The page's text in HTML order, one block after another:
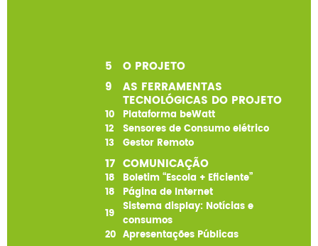
5
O PROJETO
9
AS FERRAMENTAS
TECNOLÓGICAS DO PROJETO
10
Plataforma beWatt
12
Sensores de Consumo elétrico
13
Gestor Remoto
17 COMUNICAÇÃO
18
Boletim “Escola + Eficiente”
18
Página de Internet
19 Sistema display: Notícias e
consumos
20 Apresentações Públicas